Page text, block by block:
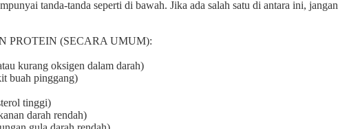
tanda-tanda seperti di bawah. Jika ada salah satu di antara ini, jangan
PROTEIN (SECARA UMUM):
kurang oksigen dalam darah)
buah pinggang)
tinggi)
darah rendah)